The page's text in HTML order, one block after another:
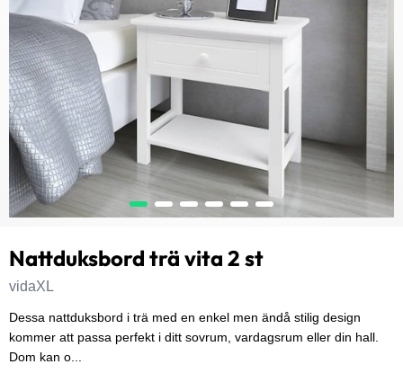
Nattduksbord trä vita 2 st
vidaXL
Dessa nattduksbord i trä med en enkel men ändå stilig design
kommer att passa perfekt i ditt sovrum, vardagsrum eller din hall.
Dom kan o...